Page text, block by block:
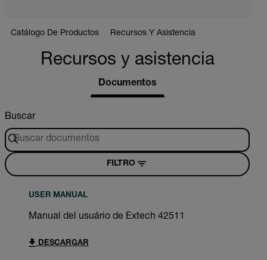
Catálogo De Productos Recursos Y Asistencia
Recursos y asistencia
Documentos
Buscar
FILTRO
USER MANUAL
Manual del usuário de Extech 42511
DESCARGAR